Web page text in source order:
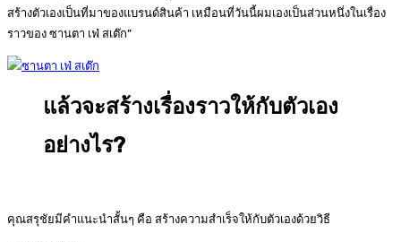
สร้างตัวเองเป็นที่มาของแบรนด์สินค้า เหมือนที่วันนี้ผมเองเป็นส่วนหนึ่งในเรื่อง
ราวของ ซานตา เฟ่ สเต๊ก”
แล้วจะสร้างเรื่องราวให้กับตัวเอง
อย่างไร?
คุณสรุชัยมีคำแนะนำสั้นๆ คือ สร้างความสำเร็จให้กับตัวเองด้วยวิธี